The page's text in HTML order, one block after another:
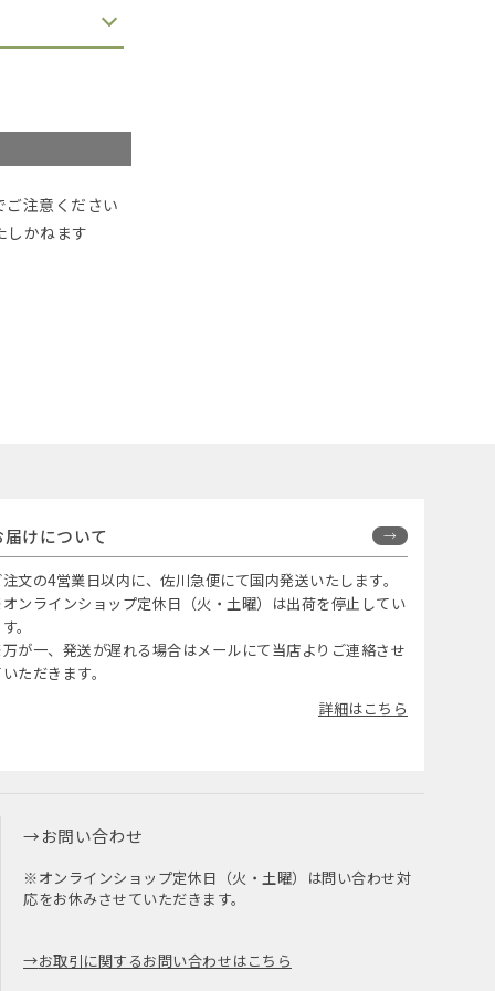
注意ください
しかねます
届けについて
文の4営業日以内に、佐川急便にて国内発送いたします。
ンラインショップ定休日（火・土曜）は出荷を停止してい
。
が一、発送が遅れる場合はメールにて当店よりご連絡させ
ただきます。
詳細はこちら
お問い合わせ
※オンラインショップ定休日（火・土曜）は問い合わせ対
応をお休みさせていただきます。
お取引に関するお問い合わせはこちら